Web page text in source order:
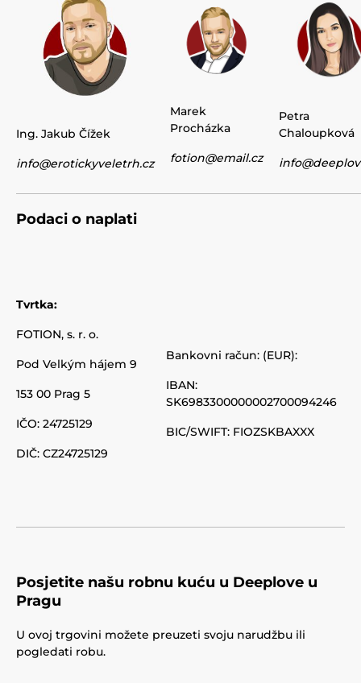
Ing. Jakub Čížek
info@erotickyveletrh.cz
Marek
Procházka
fotion@email.cz
Petra
Chaloupková
Podaci o naplati
Tvrtka:
FOTION, s. r. o.
Pod Velkým hájem 9
153 00 Prag 5
IČO: 24725129
DIČ: CZ24725129
Bankovni račun: (EUR):
IBAN:
SK6983300000002700094246
BIC/SWIFT: FIOZSKBAXXX
Posjetite našu robnu kuću u Deeplove u
Pragu
U ovoj trgovini možete preuzeti svoju narudžbu ili
pogledati robu.